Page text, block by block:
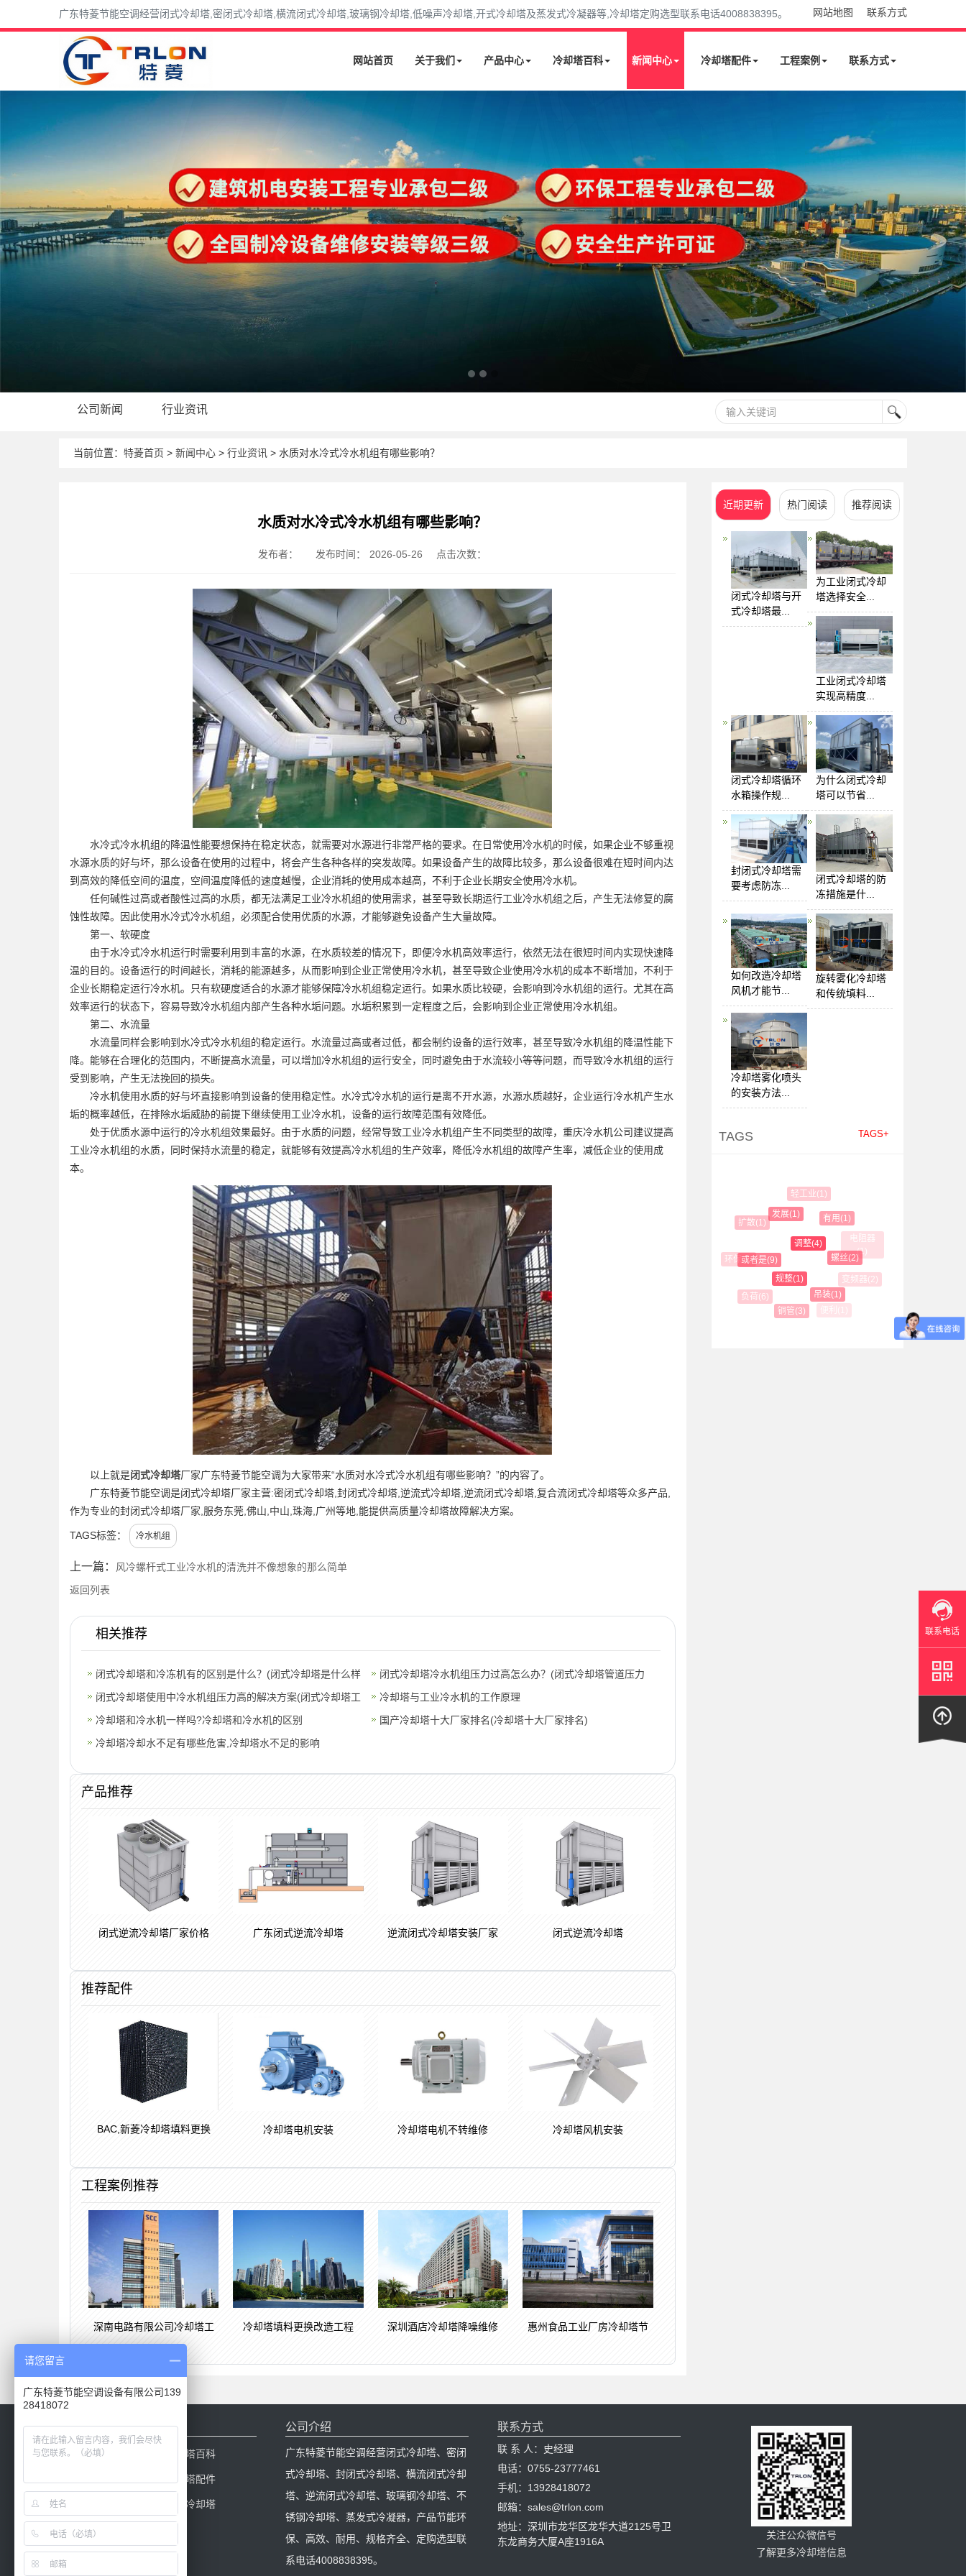
广东特菱节能空调经营闭式冷却塔,密闭式冷却塔,横流闭式冷却塔,玻璃钢冷却塔,低噪声冷却塔,开式冷却塔及蒸发式冷凝器等,冷却塔定购选型联系电话4008838395。 网站地图 联系方式
网站首页 关于我们 产品中心 冷却塔百科 新闻中心 冷却塔配件 工程案例 联系方式
公司新闻 行业资讯
当前位置： 特菱首页 > 新闻中心 > 行业资讯 > 水质对水冷式冷水机组有哪些影响？
水质对水冷式冷水机组有哪些影响？
发布者： 发布时间： 2026-05-26 点击次数：
水冷式冷水机组的降温性能要想保持在稳定状态，就需要对水源进行非常严格的要求。在日常使用冷水机的时候，如果企业不够重视
水源水质的好与坏，那么设备在使用的过程中，将会产生各种各样的突发故障。如果设备产生的故障比较多，那么设备很难在短时间内达
到高效的降低空间的温度，空间温度降低的速度越慢，企业消耗的使用成本越高，不利于企业长期安全使用冷水机。
任何碱性过高或者酸性过高的水质，都无法满足工业冷水机组的使用需求，甚至导致长期运行工业冷水机组之后，产生无法修复的腐
蚀性故障。因此使用水冷式冷水机组，必须配合使用优质的水源，才能够避免设备产生大量故障。
第一、软硬度
由于水冷式冷水机运行时需要利用到丰富的水源，在水质较差的情况下，即便冷水机高效率运行，依然无法在很短时间内实现快速降
温的目的。设备运行的时间越长，消耗的能源越多，从而影响到企业正常使用冷水机，甚至导致企业使用冷水机的成本不断增加，不利于
企业长期稳定运行冷水机。只有软硬度适合的水源才能够保障冷水机组稳定运行。如果水质比较硬，会影响到冷水机组的运行。尤其在高
效率运行的状态下，容易导致冷水机组内部产生各种水垢问题。水垢积累到一定程度之后，会影响到企业正常使用冷水机组。
第二、水流量
水流量同样会影响到水冷式冷水机组的稳定运行。水流量过高或者过低，都会制约设备的运行效率，甚至导致冷水机组的降温性能下
降。能够在合理化的范围内，不断提高水流量，可以增加冷水机组的运行安全，同时避免由于水流较小等等问题，而导致冷水机组的运行
受到影响，产生无法挽回的损失。
冷水机使用水质的好与坏直接影响到设备的使用稳定性。水冷式冷水机的运行是离不开水源，水源水质越好，企业运行冷水机产生水
垢的概率越低，在排除水垢威胁的前提下继续使用工业冷水机，设备的运行故障范围有效降低。
处于优质水源中运行的冷水机组效果最好。由于水质的问题，经常导致工业冷水机组产生不同类型的故障，重庆冷水机公司建议提高
工业冷水机组的水质，同时保持水流量的稳定，就能够有效提高冷水机组的生产效率，降低冷水机组的故障产生率，减低企业的使用成
本。
以上就是闭式冷却塔厂家广东特菱节能空调为大家带来“水质对水冷式冷水机组有哪些影响？”的内容了。
广东特菱节能空调是闭式冷却塔厂家主营:密闭式冷却塔,封闭式冷却塔,逆流式冷却塔,逆流闭式冷却塔,复合流闭式冷却塔等众多产品,
作为专业的封闭式冷却塔厂家,服务东莞,佛山,中山,珠海,广州等地,能提供高质量冷却塔故障解决方案。
TAGS标签： 冷水机组
上一篇： 风冷螺杆式工业冷水机的清洗并不像想象的那么简单
返回列表
相关推荐
闭式冷却塔和冷冻机有的区别是什么？(闭式冷却塔是什么样
的)
闭式冷却塔冷水机组压力过高怎么办？(闭式冷却塔管道压力
高)
闭式冷却塔使用中冷水机组压力高的解决方案(闭式冷却塔工
作
冷却塔与工业冷水机的工作原理
冷却塔和冷水机一样吗?冷却塔和冷水机的区别
国产冷却塔十大厂家排名(冷却塔十大厂家排名)
冷却塔冷却水不足有哪些危害,冷却塔水不足的影响
产品推荐
闭式逆流冷却塔厂家价格 广东闭式逆流冷却塔 逆流闭式冷却塔安装厂家 闭式逆流冷却塔
推荐配件
BAC,新菱冷却塔填料更换 冷却塔电机安装 冷却塔电机不转维修 冷却塔风机安装
工程案例推荐
深南电路有限公司冷却塔工 冷却塔填料更换改造工程 深圳酒店冷却塔降噪维修 惠州食品工业厂房冷却塔节
近期更新 热门阅读 推荐阅读
闭式冷却塔与开
式冷却塔最...
为工业闭式冷却
塔选择安全...
工业闭式冷却塔
实现高精度...
闭式冷却塔循环
水箱操作规...
为什么闭式冷却
塔可以节省...
封闭式冷却塔需
要考虑防冻...
闭式冷却塔的防
冻措施是什...
如何改造冷却塔
风机才能节...
旋转雾化冷却塔
和传统填料...
冷却塔雾化喷头
的安装方法...
TAGS TAGS+
或者是(9)
规整(1)
调整(4)
发展(1)
扩散(1)
环保(3)
负荷(6)
铜管(3)
吊装(1)
螺丝(2)
有用(1)
轻工业(1)
便利(1)
变频器(2)
电阻器(1)
网站导航
网站首页 冷却塔百科
冷却塔配件
闭式冷却塔
公司介绍
广东特菱节能空调经营闭式冷却塔、密闭
式冷却塔、封闭式冷却塔、横流闭式冷却
塔、逆流闭式冷却塔、玻璃钢冷却塔、不
锈钢冷却塔、蒸发式冷凝器，产品节能环
保、高效、耐用、规格齐全、定购选型联
系电话4008838395。
联系方式
联 系 人：史经理
电话：0755-23777461
手机：13928418072
邮箱：sales@trlon.com
地址：深圳市龙华区龙华大道2125号卫
东龙商务大厦A座1916A
关注公众微信号
了解更多冷却塔信息
联系电话
请您留言
广东特菱节能空调设备有限公司139
28418072